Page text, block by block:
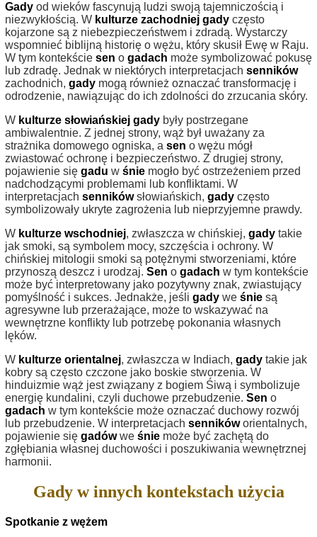
Gady od wieków fascynują ludzi swoją tajemniczością i
niezwykłością. W kulturze zachodniej gady często
kojarzone są z niebezpieczeństwem i zdradą. Wystarczy
wspomnieć biblijną historię o wężu, który skusił Ewę w Raju.
W tym kontekście sen o gadach może symbolizować pokusę
lub zdradę. Jednak w niektórych interpretacjach senników
zachodnich, gady mogą również oznaczać transformację i
odrodzenie, nawiązując do ich zdolności do zrzucania skóry.
W kulturze słowiańskiej gady były postrzegane
ambiwalentnie. Z jednej strony, wąż był uważany za
strażnika domowego ogniska, a sen o wężu mógł
zwiastować ochronę i bezpieczeństwo. Z drugiej strony,
pojawienie się gadu w śnie mogło być ostrzeżeniem przed
nadchodzącymi problemami lub konfliktami. W
interpretacjach sennikówsłowiańskich, gady często
symbolizowały ukryte zagrożenia lub nieprzyjemne prawdy.
W kulturze wschodniej, zwłaszcza w chińskiej, gady takie
jak smoki, są symbolem mocy, szczęścia i ochrony. W
chińskiej mitologii smoki są potężnymi stworzeniami, które
przynoszą deszcz i urodzaj. Sen o gadach w tym kontekście
może być interpretowany jako pozytywny znak, zwiastujący
pomyślność i sukces. Jednakże, jeśli gady we śnie są
agresywne lub przerażające, może to wskazywać na
wewnętrzne konflikty lub potrzebę pokonania własnych
lęków.
W kulturze orientalnej, zwłaszcza w Indiach, gady takie jak
kobry są często czczone jako boskie stworzenia. W
hinduizmie wąż jest związany z bogiem Śiwą i symbolizuje
energię kundalini, czyli duchowe przebudzenie. Sen o
gadach w tym kontekście może oznaczać duchowy rozwój
lub przebudzenie. W interpretacjach sennikóworientalnych,
pojawienie się gadówwe śnie może być zachętą do
zgłębiania własnej duchowości i poszukiwania wewnętrznej
harmonii.
Gady w innych kontekstach użycia
Spotkanie z wężem